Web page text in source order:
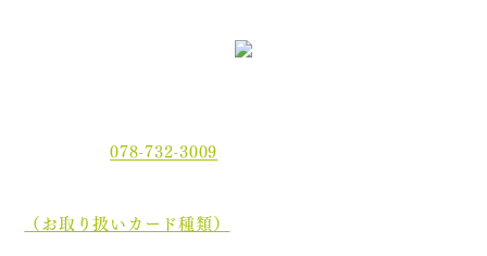
電話番号：078-732-3009
（お取り扱いカード種類）